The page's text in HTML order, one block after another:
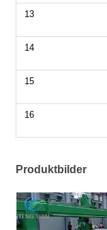
13
14
15
16
Produktbilder